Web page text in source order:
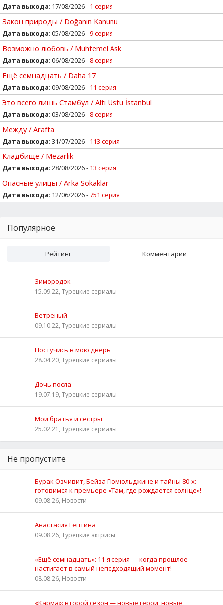
Дата выхода: 17/08/2026 - 1 серия
Закон природы / Doğanın Kanunu
Дата выхода: 05/08/2026 -9 серия
Возможно любовь / Muhtemel Ask
Дата выхода: 06/08/2026 - 8 серия
Ещё семнадцать / Daha 17
Дата выхода: 09/08/2026 - 11 серия
Это всего лишь Стамбул / Altı Ustu İstanbul
Дата выхода: 03/08/2026 - 8 серия
Между / Arafta
Дата выхода: 31/07/2026 - 113 серия
Кладбище / Mezarlik
Дата выхода: 28/08/2026 - 13 серия
Опасные улицы / Arka Sokaklar
Дата выхода: 12/06/2026 -751 серия
Популярное
Рейтинг Комментарии
Зимородок
15.09.22, Турецкие сериалы
Ветреный
09.10.22, Турецкие сериалы
Постучись в мою дверь
28.04.20, Турецкие сериалы
Дочь посла
19.07.19, Турецкие сериалы
Мои братья и сестры
25.02.21, Турецкие сериалы
Не пропустите
Бурак Озчивит, Бейза Гюмюльджине и тайны 80‑х:
готовимся к премьере «Там, где рождается солнце»!
09.08.26, Новости
Анастасия Гептина
09.08.26, Турецкие актрисы
«Ещё семнадцать»: 11‑я серия — когда прошлое
настигает в самый неподходящий момент!
08.08.26, Новости
«Карма»: второй сезон — новые герои, новые